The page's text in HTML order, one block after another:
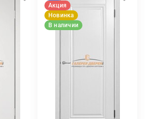
Акция
Новинка
В наличии